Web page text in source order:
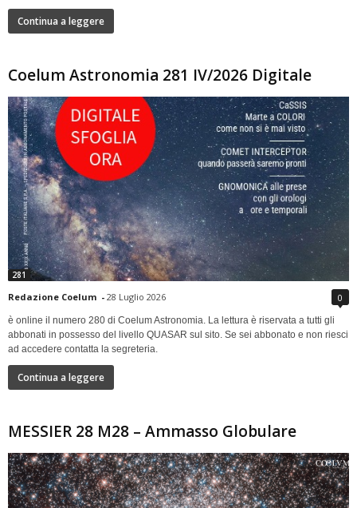
Continua a leggere
Coelum Astronomia 281 IV/2026 Digitale
281
Redazione Coelum - 28 Luglio 2026 0
è online il numero 280 di Coelum Astronomia. La lettura è riservata a tutti gli
abbonati in possesso del livello QUASAR sul sito. Se sei abbonato e non riesci
ad accedere contatta la segreteria.
Continua a leggere
MESSIER 28 M28 – Ammasso Globulare